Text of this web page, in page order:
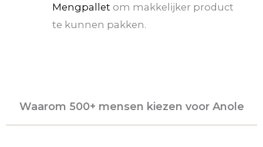
Mengpallet om makkelijker product
te kunnen pakken.
Waarom 500+ mensen kiezen voor Anole